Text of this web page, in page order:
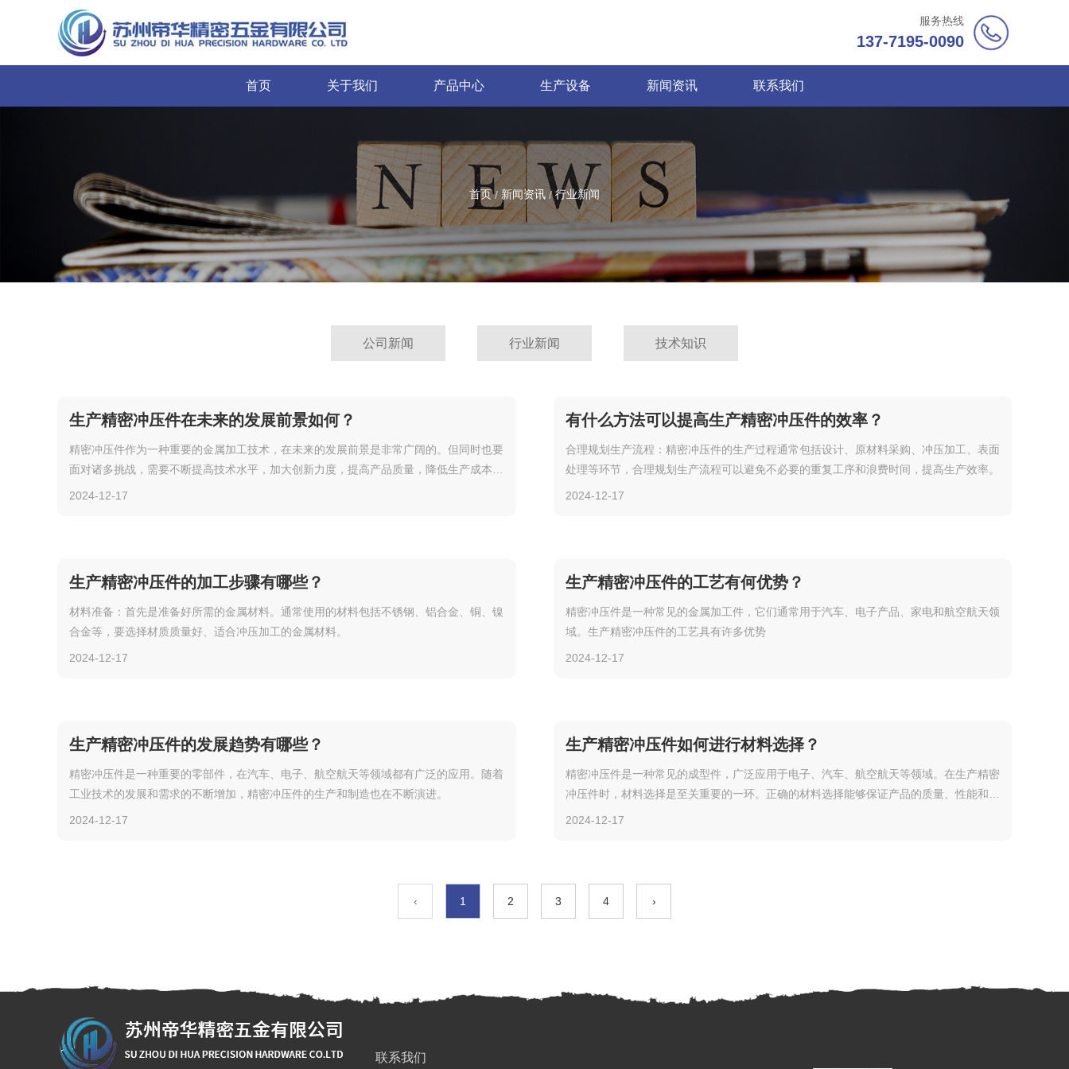
服务热线
137-7195-0090
首页 关于我们 产品中心 生产设备 新闻资讯 联系我们
首页/ 新闻资讯 /行业新闻
公司新闻 行业新闻 技术知识
生产精密冲压件在未来的发展前景如何？
精密冲压件作为一种重要的金属加工技术，在未来的发展前景是非常广阔的。但同时也要
面对诸多挑战，需要不断提高技术水平，加大创新力度，提高产品质量，降低生产成本，
以及不断扩大市场份额。只有这样，精密冲压件行业才能在未来的发展中获得更大的发展
2024-12-17
有什么方法可以提高生产精密冲压件的效率？
合理规划生产流程：精密冲压件的生产过程通常包括设计、原材料采购、冲压加工、表面
处理等环节，合理规划生产流程可以避免不必要的重复工序和浪费时间，提高生产效率。
2024-12-17
生产精密冲压件的加工步骤有哪些？
材料准备：首先是准备好所需的金属材料。通常使用的材料包括不锈钢、铝合金、铜、镍
合金等，要选择材质质量好、适合冲压加工的金属材料。
2024-12-17
生产精密冲压件的工艺有何优势？
精密冲压件是一种常见的金属加工件，它们通常用于汽车、电子产品、家电和航空航天领
域。生产精密冲压件的工艺具有许多优势
2024-12-17
生产精密冲压件的发展趋势有哪些？
精密冲压件是一种重要的零部件，在汽车、电子、航空航天等领域都有广泛的应用。随着
工业技术的发展和需求的不断增加，精密冲压件的生产和制造也在不断演进。
2024-12-17
生产精密冲压件如何进行材料选择？
精密冲压件是一种常见的成型件，广泛应用于电子、汽车、航空航天等领域。在生产精密
冲压件时，材料选择是至关重要的一环。正确的材料选择能够保证产品的质量、性能和可
靠性，同时也会影响生产成本和加工难度。
2024-12-17
‹ 1 2 3 4 ›
联系我们